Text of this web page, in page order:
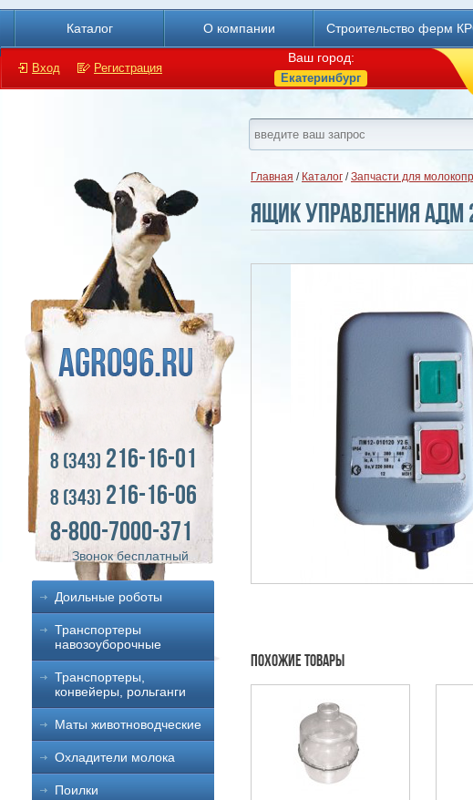
Каталог О компании Строительство ферм
Вход Регистрация
Ваш город:
Екатеринбург
8 (343) 216-16-01
8 (343) 216-16-06
8-800-7000-371
Звонок бесплатный
Доильные роботы
Транспортеры
навозоуборочные
Транспортеры,
конвейеры, рольганги
Маты животноводческие
Охладители молока
Поилки
Главная / Каталог /Запчасти для
Ящик управления АДМ
Похожие товары